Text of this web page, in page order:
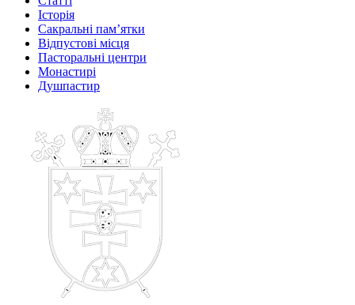
Історія
Сакральні пам’ятки
Відпустові місця
Пасторальні центри
Монастирі
Душпастир